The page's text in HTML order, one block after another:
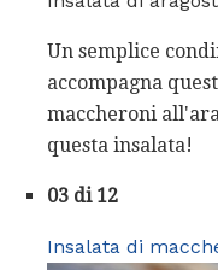
Un semplice
accompagna
maccheroni
questa insalata!
03 di 12
Insalata di